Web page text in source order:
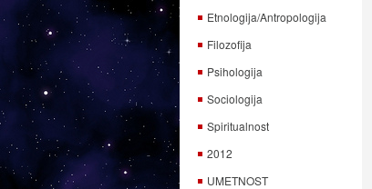
Etnologija/Antropologija
Filozofija
Psihologija
Sociologija
Spiritualnost
2012
UMETNOST